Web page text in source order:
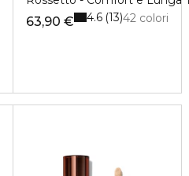
63,90 € 42 colori
4.6 13